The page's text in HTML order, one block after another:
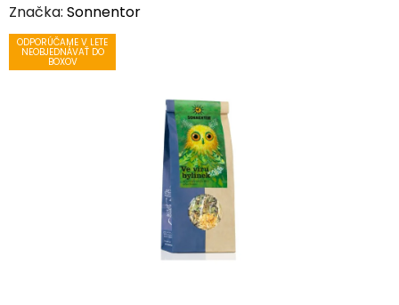
hodnotenie
produktu
Značka: Sonnentor
ODPORÚČAME V LETE
NEOBJEDNÁVAŤ DO
BOXOV